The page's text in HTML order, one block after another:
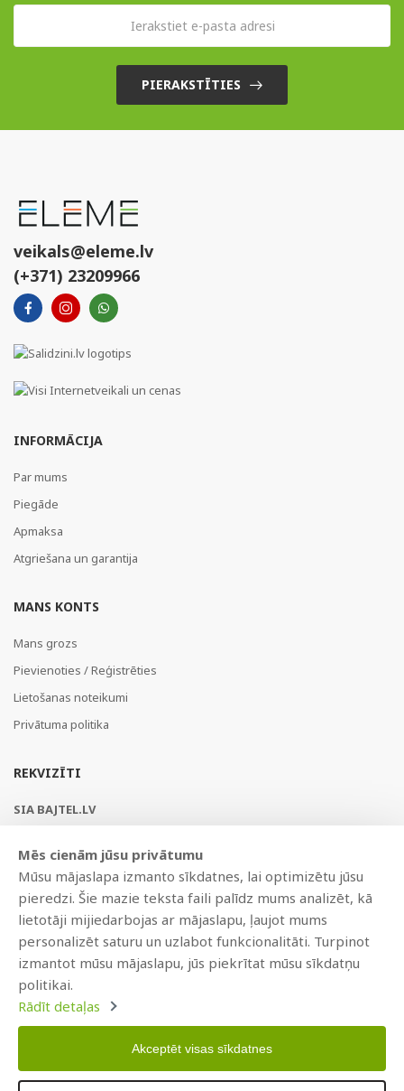
PIERAKSTĪTIES
veikals@eleme.lv
(+371) 23209966
INFORMĀCIJA
Par mums
Piegāde
Apmaksa
Atgriešana un garantija
MANS KONTS
Mans grozs
Pievienoties / Reģistrēties
Lietošanas noteikumi
Privātuma politika
REKVIZĪTI
SIA BAJTEL.LV
Brīvības gatve 214b, Rīga, LV-1039, Latvija
AS Swedbank, HABALV22
LV53HABA0551019240274
Mēs cienām jūsu privātumu
Mūsu mājaslapa izmanto sīkdatnes, lai optimizētu jūsu
pieredzi. Šie mazie teksta faili palīdz mums analizēt, kā
lietotāji mijiedarbojas ar mājaslapu, ļaujot mums
personalizēt saturu un uzlabot funkcionalitāti. Turpinot
izmantot mūsu mājaslapu, jūs piekrītat mūsu sīkdatņu
politikai.
Rādīt detaļas
Akceptēt visas sīkdatnes